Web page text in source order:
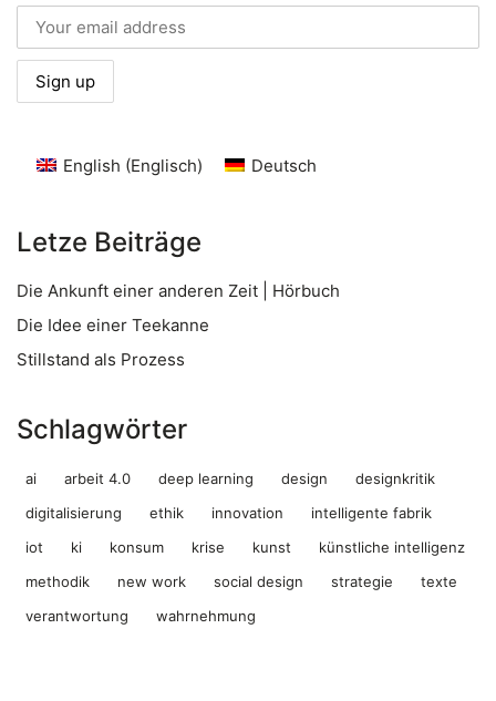
English (Englisch) Deutsch
Letze Beiträge
Die Ankunft einer anderen Zeit | Hörbuch
Die Idee einer Teekanne
Stillstand als Prozess
Schlagwörter
ai arbeit 4.0 deep learning design
designkritik
digitalisierung
ethik innovation
intelligente fabrik
iot
ki konsum krise kunst
künstliche intelligenz
methodik
new work social design strategie
texte
verantwortung
wahrnehmung